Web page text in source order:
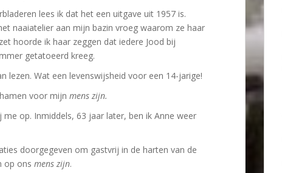
lees ik dat het een uitgave uit 1957 is.
naaiatelier aan mijn bazin vroeg waarom ze haar
hoorde ik haar zeggen dat iedere Jood bij
getatoeerd kreeg.
lezen. Wat een levenswijsheid voor een 14-jarige!
voor mijn mens zijn.
op. Inmiddels, 63 jaar later, ben ik Anne weer
doorgegeven om gastvrij in de harten van de
op ons mens zijn.